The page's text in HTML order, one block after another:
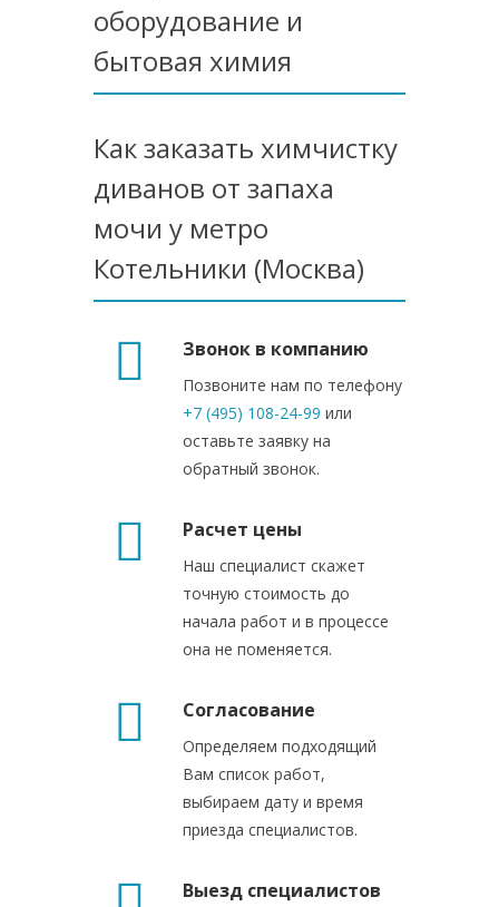
оборудование и
бытовая химия
Как заказать химчистку
диванов от запаха
мочи у метро
Котельники (Москва)
Звонок в компанию
Позвоните нам по телефону
+7 (495) 108-24-99 или
оставьте заявку на
обратный звонок.
Расчет цены
Наш специалист скажет
точную стоимость до
начала работ и в процессе
она не поменяется.
Согласование
Определяем подходящий
Вам список работ,
выбираем дату и время
приезда специалистов.
Выезд специалистов